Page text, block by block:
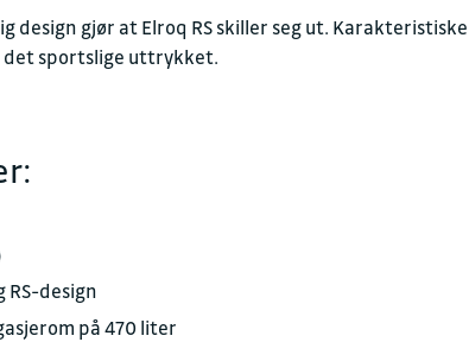
design gjør at Elroq RS skiller seg ut.
sportslige uttrykket.
RS-design
på 470 liter